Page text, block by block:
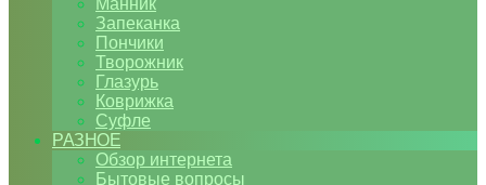
Манник
Запеканка
Пончики
Творожник
Глазурь
Коврижка
Суфле
РАЗНОЕ
Обзор интернета
Бытовые вопросы